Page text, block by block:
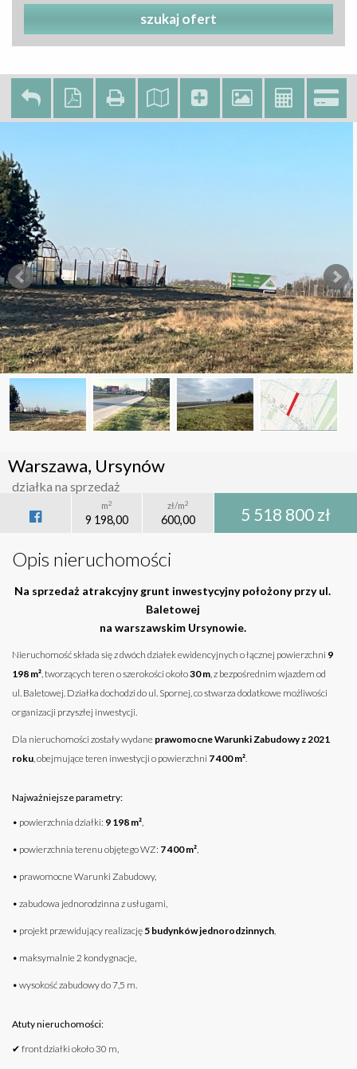
szukaj ofert
Warszawa, Ursynów
działka na sprzedaż
m2
9 198,00
zł/m2
600,00 5 518 800 zł
Opis nieruchomości
Na sprzedaż atrakcyjny grunt inwestycyjny położony przy ul.
Baletowej
na warszawskim Ursynowie.
Nieruchomość składa się z dwóch działek ewidencyjnych o łącznej powierzchni 9
198 m², tworzących teren o szerokości około30 m, z bezpośrednim wjazdem od
ul. Baletowej. Działka dochodzi do ul. Spornej, co stwarza dodatkowe możliwości
organizacji przyszłej inwestycji.
Dla nieruchomości zostały wydane prawomocne Warunki Zabudowy z 2021
roku, obejmujące teren inwestycji o powierzchni 7 400 m².
Najważniejsze parametry:
• powierzchnia działki: 9 198 m²,
• powierzchnia terenu objętego WZ: 7 400 m²,
• prawomocne Warunki Zabudowy,
• zabudowa jednorodzinna z usługami,
• projekt przewidujący realizację 5 budynków jednorodzinnych,
• maksymalnie 2 kondygnacje,
• wysokość zabudowy do 7,5 m.
Atuty nieruchomości:
✔ front działki około 30 m,